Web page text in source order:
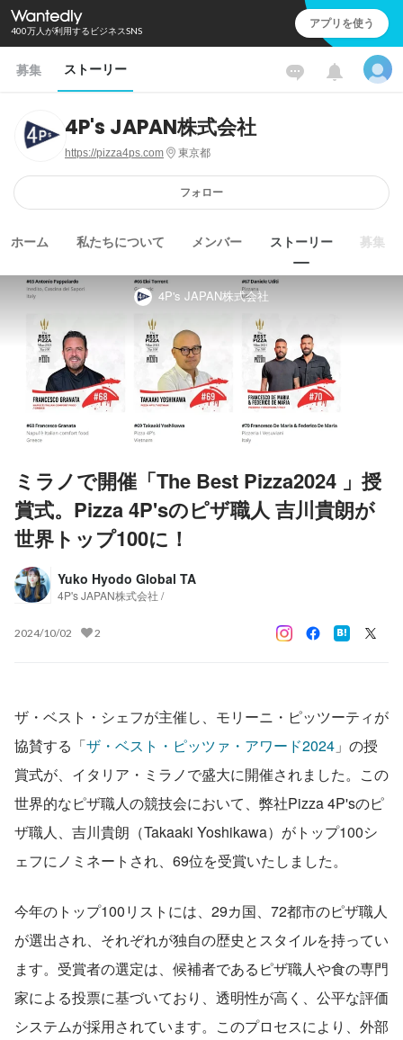
400万人が利用するビジネスSNS アプリを使う
募集 ストーリー
4P's JAPAN株式会社
https://pizza4ps.com 東京都
フォロー
ホーム 私たちについて メンバー ストーリー 募集
4P's JAPAN株式会社
ミラノで開催「The Best Pizza2024 」授
賞式。Pizza 4P'sのピザ職人 吉川貴朗が
世界トップ100に！
Yuko Hyodo Global TA
4P's JAPAN株式会社 /
2024/10/02 2
ザ・ベスト・シェフが主催し、モリーニ・ピッツーティが
協賛する「ザ・ベスト・ピッツァ・アワード2024 」の授
賞式が、イタリア・ミラノで盛大に開催されました。この
世界的なピザ職人の競技会において、弊社Pizza 4P'sのピ
ザ職人、吉川貴朗（Takaaki Yoshikawa）がトップ100シ
ェフにノミネートされ、69位を受賞いたしました。
今年のトップ100リストには、29カ国、72都市のピザ職人
が選出され、それぞれが独自の歴史とスタイルを持ってい
ます。受賞者の選定は、候補者であるピザ職人や食の専門
家による投票に基づいており、透明性が高く、公平な評価
システムが採用されています。このプロセスにより、外部